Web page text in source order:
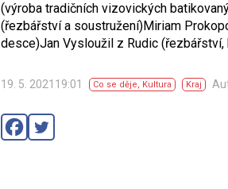
(výroba tradičních vizovických
(řezbářství a soustružení)Miriam
desce)Jan Vysloužil z Rudic
19. 5. 202119:01 Co se děje, Kultura Kraj